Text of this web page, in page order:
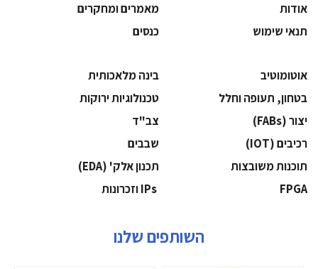
אודות
מאמרים ומחקרים
תנאי שימוש
כנסים
אוטומוטיב
בינה מלאכותית
בטחון, תעופה וחלל
‫טכנולוגיות ירוקות‬
‫יצור (‪(FABs‬‬
‫צב"ד‬
‫רכיבים‬ (IOT)
‫שבבים‬
‫תוכנות משובצות‬
‫תכנון אלק' (‪(EDA‬‬
‫‪FPGA‬‬
השותפים שלנו